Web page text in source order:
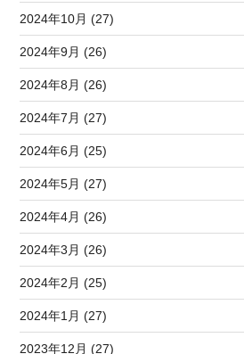
2024年10月 (27)
2024年9月 (26)
2024年8月 (26)
2024年7月 (27)
2024年6月 (25)
2024年5月 (27)
2024年4月 (26)
2024年3月 (26)
2024年2月 (25)
2024年1月 (27)
2023年12月 (27)